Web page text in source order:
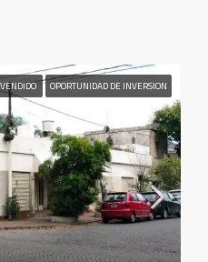
VENDIDO OPORTUNIDAD DE INVERSION